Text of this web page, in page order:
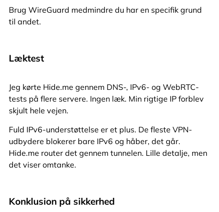
Brug WireGuard medmindre du har en specifik grund
til andet.
Læktest
Jeg kørte Hide.me gennem DNS-, IPv6- og WebRTC-
tests på flere servere. Ingen læk. Min rigtige IP forblev
skjult hele vejen.
Fuld IPv6-understøttelse er et plus. De fleste VPN-
udbydere blokerer bare IPv6 og håber, det går.
Hide.me router det gennem tunnelen. Lille detalje, men
det viser omtanke.
Konklusion på sikkerhed